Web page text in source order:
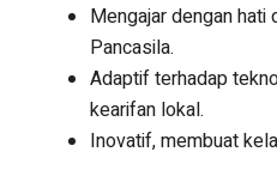
Mengajar dengan hati
Pancasila.
Adaptif terhadap
kearifan lokal.
Inovatif, membuat